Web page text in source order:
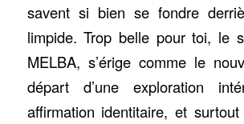
savent si bien se fondre
limpide. Trop belle pour toi, le
MELBA, s’érige comme le
départ d’une exploration
affirmation identitaire, et surtout